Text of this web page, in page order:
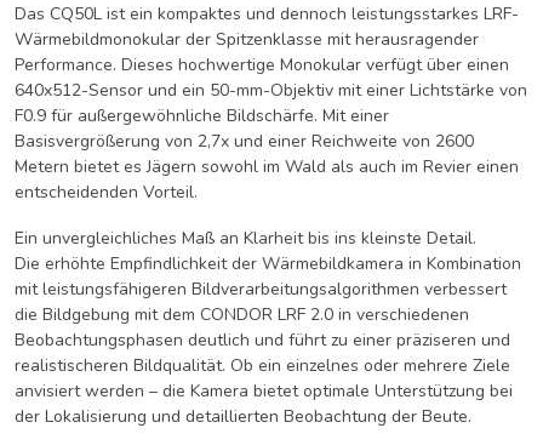
Das CQ50L ist ein kompaktes und dennoch leistungsstarkes LRF-
Wärmebildmonokular der Spitzenklasse mit herausragender
Performance. Dieses hochwertige Monokular verfügt über einen
640x512-Sensor und ein 50-mm-Objektiv mit einer Lichtstärke von
F0.9 für außergewöhnliche Bildschärfe. Mit einer
Basisvergrößerung von 2,7x und einer Reichweite von 2600
Metern bietet es Jägern sowohl im Wald als auch im Revier einen
entscheidenden Vorteil.
Ein unvergleichliches Maß an Klarheit bis ins kleinste Detail.
Die erhöhte Empfindlichkeit der Wärmebildkamera in Kombination
mit leistungsfähigeren Bildverarbeitungsalgorithmen verbessert
die Bildgebung mit dem CONDOR LRF 2.0 in verschiedenen
Beobachtungsphasen deutlich und führt zu einer präziseren und
realistischeren Bildqualität. Ob ein einzelnes oder mehrere Ziele
anvisiert werden – die Kamera bietet optimale Unterstützung bei
der Lokalisierung und detaillierten Beobachtung der Beute.